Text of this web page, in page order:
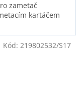
zametač
kartáčem
Kód: 219802532/S17